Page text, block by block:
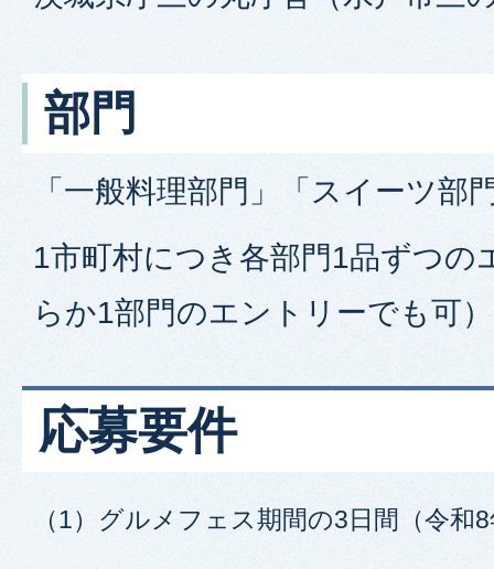
部門
「一般料理部門」「スイーツ部
1市町村につき各部門1品ずつの
らか1部門のエントリーでも可）
応募要件
（1）グルメフェス期間の3日間（令和